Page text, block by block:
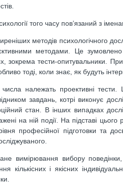
того часу пов’язаний з
методів психологічного
методами. Це
зокрема тести-опитувальники.
тоді, коли знає, як будуть
належать проективні
завдань, котрі виконує
стан. В інших випадках
на ній події. На підставі
професійної підготовки та
вимірювання вибору
кількісних і якісних